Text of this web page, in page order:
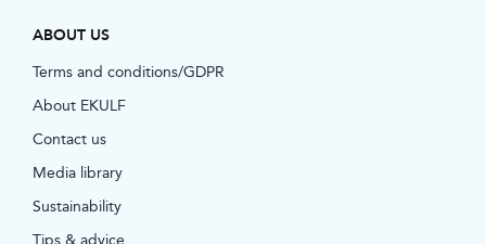
ABOUT US
Terms and conditions/GDPR
About EKULF
Contact us
Media library
Sustainability